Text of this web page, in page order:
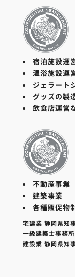
宿泊施設運
温浴施設運
ジェラート
グッズの製
飲食店運営
不動産事業
建築事業
各種販促物
宅建業 静岡県知
一級建築士事務
建設業 静岡県知